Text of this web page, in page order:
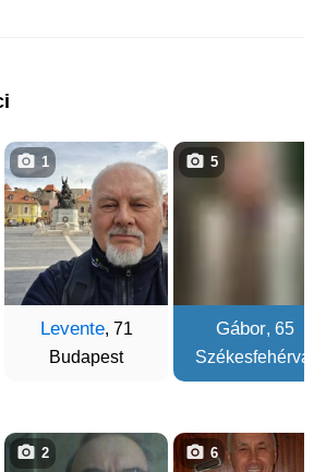
Levente, 71
Budapest
1
Gábor, 65
5
2 6